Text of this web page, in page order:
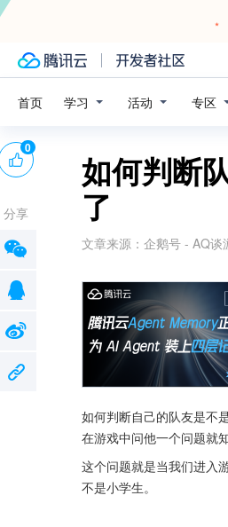
首页 学习 活动 专区
如何判断
了
文章来源： 企鹅号 - AQ谈
如何判断自己的队友是不
在游戏中问他一个问题就
这个问题就是当我们进入
不是小学生。
0
分享